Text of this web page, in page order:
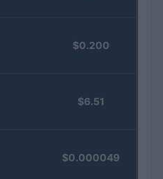
$0.200
$6.51
$0.000049